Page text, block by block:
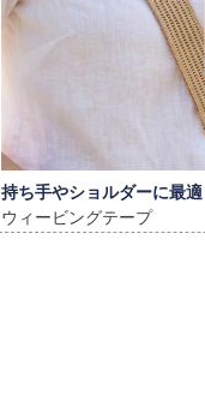
持ち手やショルダーに最適
ウィービングテープ